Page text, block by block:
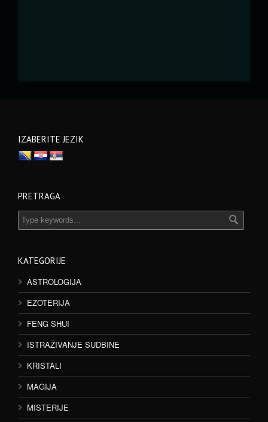
IZABERITE JEZIK
PRETRAGA
KATEGORIJE
ASTROLOGIJA
EZOTERIJA
FENG SHUI
ISTRAŽIVANJE SUDBINE
KRISTALI
MAGIJA
MISTERIJE